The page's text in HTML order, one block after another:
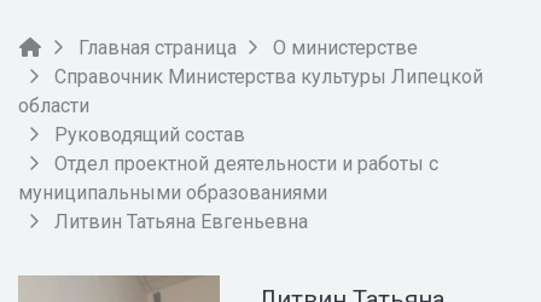
Главная страница
О министерстве
Справочник Министерства культуры Липецкой
области
Руководящий состав
Отдел проектной деятельности и работы с
муниципальными образованиями
Литвин Татьяна Евгеньевна